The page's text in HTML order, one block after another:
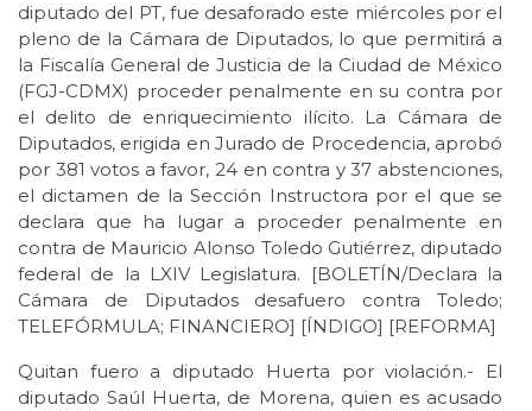
diputado del PT, fue desaforado este miércoles por el
pleno de la Cámara de Diputados, lo que permitirá a
la Fiscalía General de Justicia de la Ciudad de México
(FGJ-CDMX) proceder penalmente en su contra por
el delito de enriquecimiento ilícito. La Cámara de
Diputados, erigida en Jurado de Procedencia, aprobó
por 381 votos a favor, 24 en contra y 37 abstenciones,
el dictamen de la Sección Instructora por el que se
declara que ha lugar a proceder penalmente en
contra de Mauricio Alonso Toledo Gutiérrez, diputado
federal de la LXIV Legislatura. [BOLETÍN/Declara la
Cámara de Diputados desafuero contra Toledo;
TELEFÓRMULA; FINANCIERO] [ÍNDIGO] [REFORMA]
Quitan fuero a diputado Huerta por violación.- El
diputado Saúl Huerta, de Morena, quien es acusado